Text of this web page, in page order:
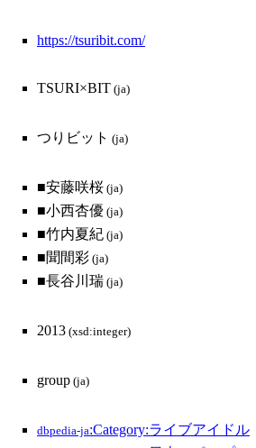
https://tsuribit.com/
TSURI×BIT (ja)
つりビット (ja)
■安藤咲桜 (ja)
■小西杏優 (ja)
■竹内夏紀 (ja)
■聞間彩 (ja)
■長谷川瑞 (ja)
2013 (xsd:integer)
group (ja)
dbpedia-ja:Category:ライブアイドル